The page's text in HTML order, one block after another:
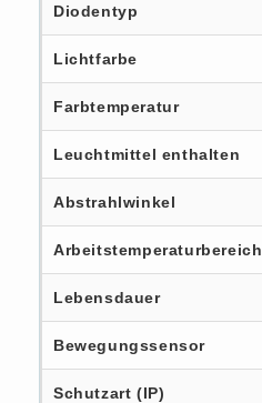
Diodentyp
Lichtfarbe
Farbtemperatur
Leuchtmittel enthalten
Abstrahlwinkel
Arbeitstemperaturbereich
Lebensdauer
Bewegungssensor
Schutzart (IP)